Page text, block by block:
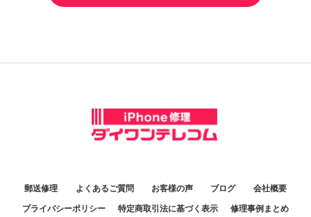
郵送修理 よくあるご質問 お客様の声 ブログ 会社概要
プライバシーポリシー 特定商取引法に基づく表示 修理事例まとめ